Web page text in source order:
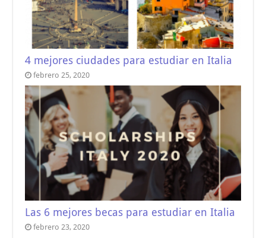
4 mejores ciudades para estudiar en Italia
febrero 25, 2020
Las 6 mejores becas para estudiar en Italia
febrero 23, 2020